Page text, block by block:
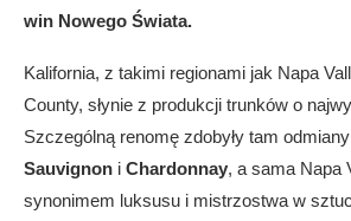
win Nowego Świata.
Kalifornia, z takimi regionami jak Napa
County, słynie z produkcji trunków o
Szczególną renomę zdobyły tam odmiany
Sauvignon i Chardonnay, a sama Napa
synonimem luksusu i mistrzostwa w